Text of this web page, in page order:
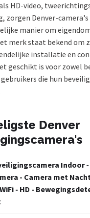
HD-video,
zorgen Denver-
manier om
merk staat bekend om
installatie en
geschikt is voor zowel
die hun
Denver
Indoor -
- Camera met
- HD -